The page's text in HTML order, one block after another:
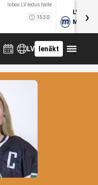
Inbox.LV ledus halle
15:30
LVB
MOG›
LV Ienākt